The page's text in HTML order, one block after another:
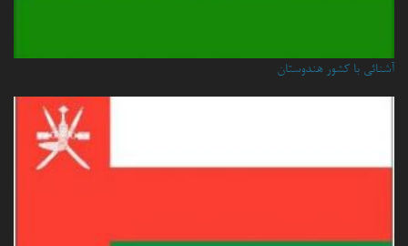
آشنائی با کشور هندوستان